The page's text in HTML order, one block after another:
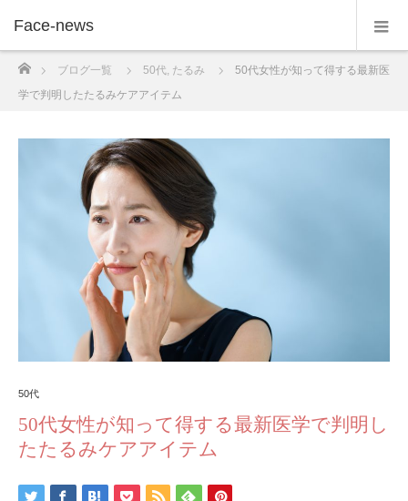
Face-news
ブログ一覧 50代, たるみ
50代女性が知って得する最新医
学で判明したたるみケアアイテム
50代
50代女性が知って得する最新医学で判明し
たたるみケアアイテム